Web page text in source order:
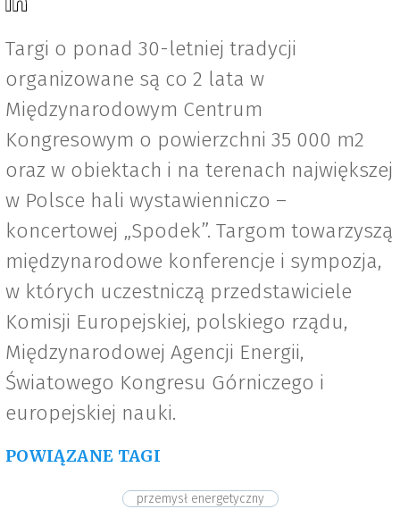
Targi o ponad 30-letniej tradycji
organizowane są co 2 lata w
Międzynarodowym Centrum
Kongresowym o powierzchni 35 000 m2
oraz w obiektach i na terenach największej
w Polsce hali wystawienniczo –
koncertowej „Spodek”. Targom towarzyszą
międzynarodowe konferencje i sympozja,
w których uczestniczą przedstawiciele
Komisji Europejskiej, polskiego rządu,
Międzynarodowej Agencji Energii,
Światowego Kongresu Górniczego i
europejskiej nauki.
POWIĄZANE TAGI
przemysł energetyczny